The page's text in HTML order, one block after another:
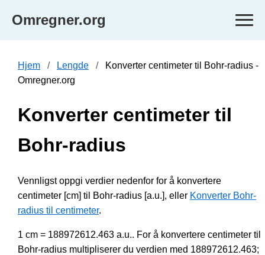
Omregner.org
Hjem Lengde
Konverter centimeter til Bohr-radius -
Omregner.org
Konverter centimeter til
Bohr-radius
Vennligst oppgi verdier nedenfor for å konvertere
centimeter [cm] til Bohr-radius [a.u.], eller Konverter Bohr-
radius til centimeter.
1 cm = 188972612.463 a.u.. For å konvertere centimeter til
Bohr-radius multipliserer du verdien med 188972612.463;